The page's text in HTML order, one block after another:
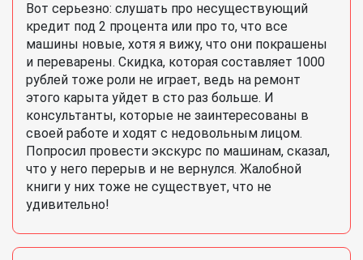
Вот серьезно: слушать про несуществующий
кредит под 2 процента или про то, что все
машины новые, хотя я вижу, что они покрашены
и переварены. Скидка, которая составляет 1000
рублей тоже роли не играет, ведь на ремонт
этого карыта уйдет в сто раз больше. И
консультанты, которые не заинтересованы в
своей работе и ходят с недовольным лицом.
Попросил провести экскурс по машинам, сказал,
что у него перерыв и не вернулся. Жалобной
книги у них тоже не существует, что не
удивительно!